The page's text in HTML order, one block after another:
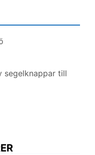
segelknappar till